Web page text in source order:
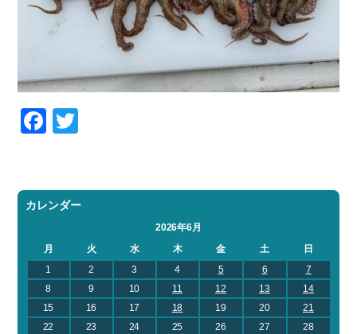
Facebook
カレンダー
2026年6月
月
火 水 木 金 土
日
1
2 3 4 5 6
7
8
9 10 11 12 13
14
15
16 17 18 19 20
21
22
23 24 25 26 27
28